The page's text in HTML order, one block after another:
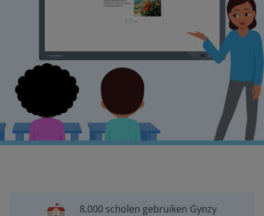
8.000 scholen gebruiken Gynzy